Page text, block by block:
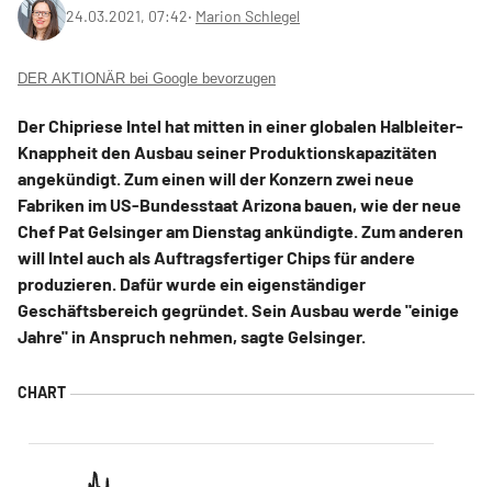
24.03.2021, 07:42‧ Marion Schlegel
DER AKTIONÄR bei Google bevorzugen
Der Chipriese Intel hat mitten in einer globalen Halbleiter-
Knappheit den Ausbau seiner Produktionskapazitäten
angekündigt. Zum einen will der Konzern zwei neue
Fabriken im US-Bundesstaat Arizona bauen, wie der neue
Chef Pat Gelsinger am Dienstag ankündigte. Zum anderen
will Intel auch als Auftragsfertiger Chips für andere
produzieren. Dafür wurde ein eigenständiger
Geschäftsbereich gegründet. Sein Ausbau werde "einige
Jahre" in Anspruch nehmen, sagte Gelsinger.